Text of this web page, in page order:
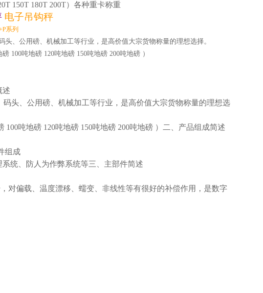
150T 180T 200T）各种重卡称重
电子吊钩秤
系列
头、公用磅、机械加工等行业，是高价值大宗货物称量的理想选择。
100吨地磅 120吨地磅 150吨地磅 200吨地磅 ）
述
头、公用磅、机械加工等行业，是高价值大宗货物称量的理想选
100吨地磅 120吨地磅 150吨地磅 200吨地磅 ）二、产品组成简述
组成
统、防人为作弊系统等三、主部件简述
对偏载、温度漂移、蠕变、非线性等有很好的补偿作用，是数字